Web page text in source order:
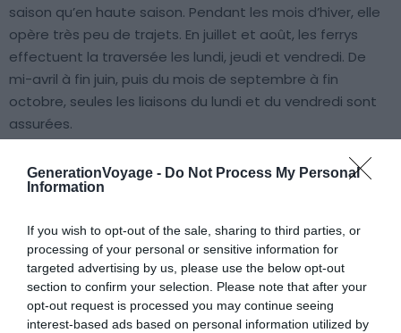
GenerationVoyage - Do Not Process My Personal
Information
If you wish to opt-out of the sale, sharing to third parties, or
processing of your personal or sensitive information for
targeted advertising by us, please use the below opt-out
section to confirm your selection. Please note that after your
opt-out request is processed you may continue seeing
interest-based ads based on personal information utilized by
saison qu’en haute saison. Pendant les mois d’hiver, elle
opère très peu de trajets. En juillet et août, les ferrys
effectuent la traversée les lundi, jeudi et vendredi. De
mi-avril à fin juin, puis du mois de septembre à fin
octobre, seules les liaisons du lundi et du vendredi sont
assurées.
Les durées de trajet
à Kéa depuis Athènes en ferry. Les bateaux mettent en
général1hpour rejoindre l’île depuis le continent. Vous
pouvez donc profiter du reste de la journée pour vous
installer à l’hôtel et commencer votre découverte de
Kéa. Notez aussi qu’il vous faudra environ 1h par la route